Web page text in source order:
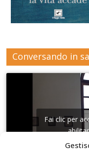
Conversando in
Fai clic per